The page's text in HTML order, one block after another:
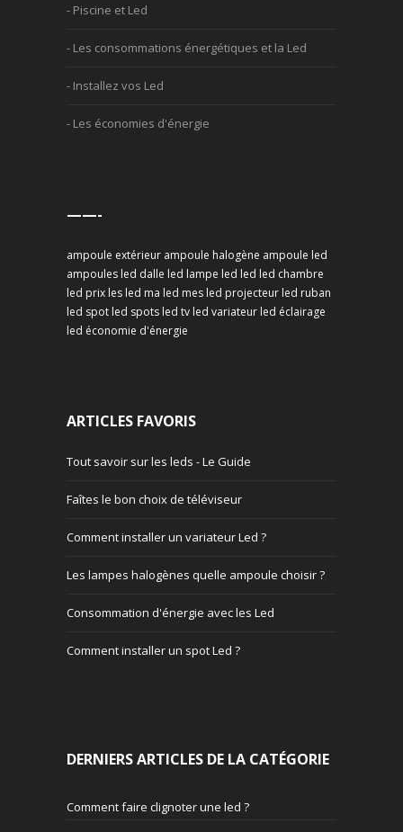
- Piscine et Led
- Les consommations énergétiques et la Led
- Installez vos Led
- Les économies d'énergie
——-
ampoule extérieur ampoule halogène ampoule led
ampoules led dalle led lampe led led led chambre
led prix les led ma led mes led projecteur led ruban
led spot led spots led tv led variateur led éclairage
led économie d'énergie
ARTICLES FAVORIS
Tout savoir sur les leds - Le Guide
Faîtes le bon choix de téléviseur
Comment installer un variateur Led ?
Les lampes halogènes quelle ampoule choisir ?
Consommation d'énergie avec les Led
Comment installer un spot Led ?
DERNIERS ARTICLES DE LA CATÉGORIE
Comment faire clignoter une led ?